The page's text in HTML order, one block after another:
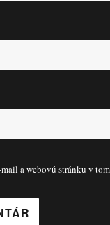
a webovú stránku v